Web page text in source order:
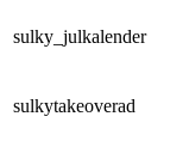
sulky_julkalender
sulkytakeoverad